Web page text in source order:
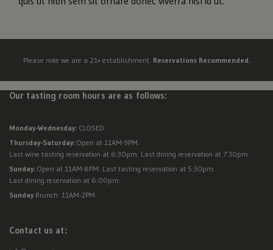
Please note we are a 21+ establishment. Reservations Recommended.
Our tasting room hours are as follows:
Monday-Wednesday: CLOSED
Thursday-Saturday: Open at 11AM-9PM.
Last wine tasting reservation at 6:30pm. Last dining reservation at 7:30pm.
Sunday: Open at 11AM-8PM. Last tasting reservation at 5:30pm.
Last dining reservation at 6:00pm.
SundayBrunch: 11AM-2PM
Contact us at: